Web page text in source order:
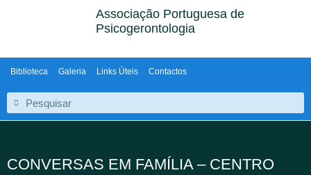
Associação Portuguesa de
Psicogerontologia
Biblioteca Galeria Links Úteis Contactos
CONVERSAS EM FAMÍLIA – CENTRO